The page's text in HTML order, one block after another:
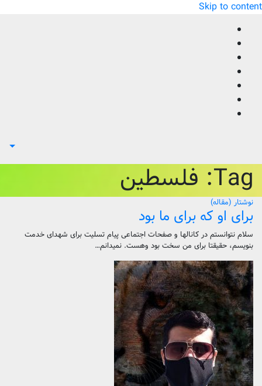
Skip to content
Tag: فلسطین
نوشتار (مقاله)
برای او که برای ما بود
سلام نتوانستم در کانالها و صفحات اجتماعی پیام تسلیت برای شهدای خدمت
بنویسم، حقیقتا برای من سخت بود وهست. نمیدانم…